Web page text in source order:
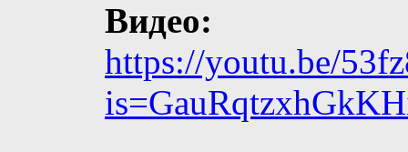
Видео:
https://youtu.be/